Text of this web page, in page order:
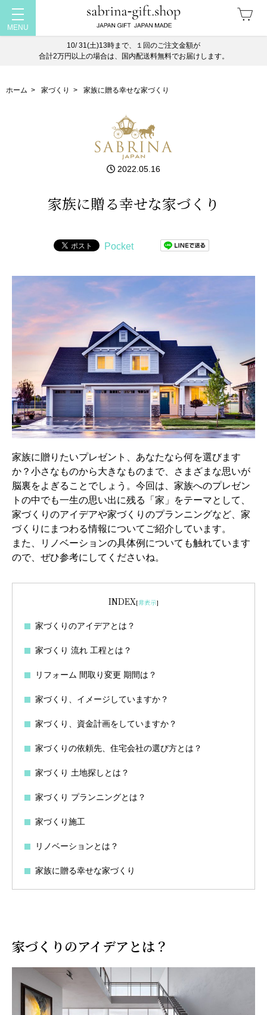
10/ 31(土)13時まで、１回のご注文金額が
合計2万円以上の場合は、国内配送料無料でお届けします。
ホーム > 家づくり > 家族に贈る幸せな家づくり
2022.05.16
家族に贈る幸せな家づくり
Pocket
家族に贈りたいプレゼント、あなたなら何を選びます
か？小さなものから大きなものまで、さまざまな思いが
脳裏をよぎることでしょう。今回は、家族へのプレゼン
トの中でも一生の思い出に残る「家」をテーマとして、
家づくりのアイデアや家づくりのプランニングなど、家
づくりにまつわる情報についてご紹介しています。
また、リノベーションの具体例についても触れています
ので、ぜひ参考にしてくださいね。
INDEX[非表示]
家づくりのアイデアとは？
家づくり 流れ 工程とは？
リフォーム 間取り変更 期間は？
家づくり、イメージしていますか？
家づくり、資金計画をしていますか？
家づくりの依頼先、住宅会社の選び方とは？
家づくり 土地探しとは？
家づくり プランニングとは？
家づくり施工
リノベーションとは？
家族に贈る幸せな家づくり
家づくりのアイデアとは？